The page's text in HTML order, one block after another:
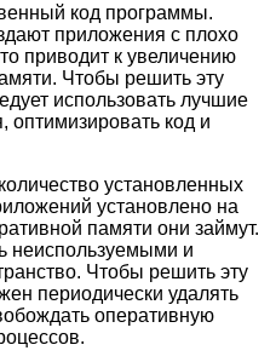
код программы.
приложения с плохо
приводит к увеличению
Чтобы решить эту
использовать лучшие
оптимизировать код и
установленных
установлено на
памяти они займут.
неиспользуемыми и
Чтобы решить эту
периодически удалять
оперативную